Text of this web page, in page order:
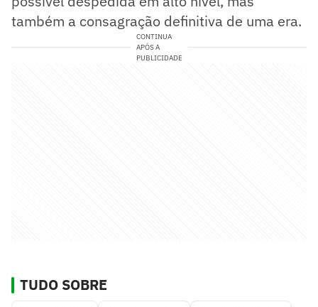
também a consagração definitiva de uma era.
CONTINUA
APÓS A
PUBLICIDADE
TUDO SOBRE